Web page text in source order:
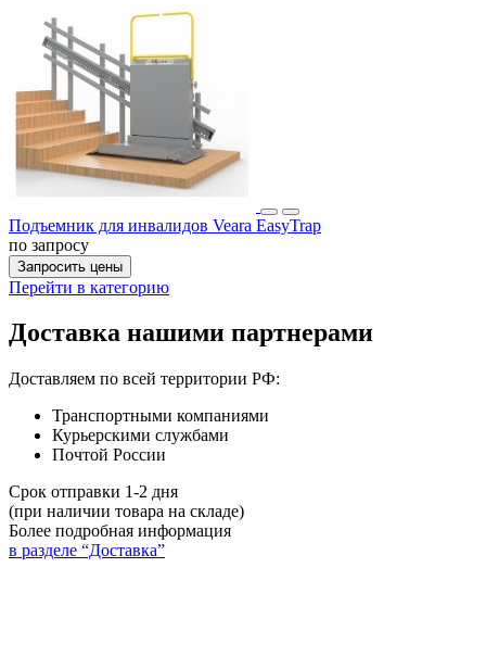
Подъемник для инвалидов Veara EasyTrap
по запросу
Запросить цены
Перейти в категорию
Доставка нашими партнерами
Доставляем по всей территории РФ:
Транспортными компаниями
Курьерскими службами
Почтой России
Срок отправки 1-2 дня
(при наличии товара на складе)
Более подробная информация
в разделе “Доставка”